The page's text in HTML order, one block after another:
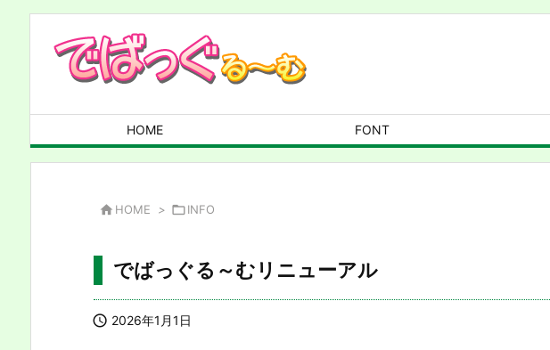
HOME FONT
 HOME > INFO
でばっぐる～むリニューアル
 2026年1月1日